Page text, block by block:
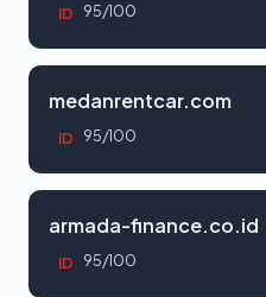
ID 95/100
medanrentcar.com
ID 95/100
armada-finance.co.id
ID 95/100